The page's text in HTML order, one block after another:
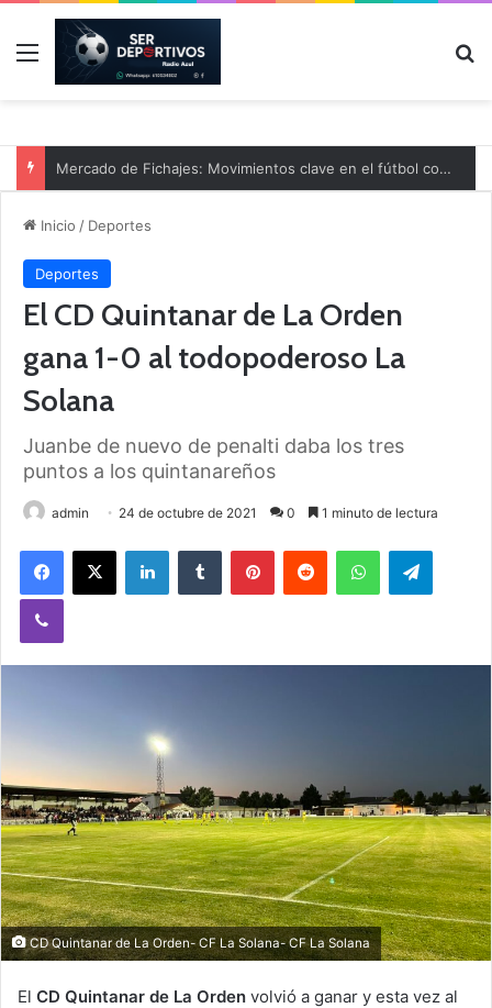
Menú
Mercado de Fichajes: Movimientos clave en el fútbol comarcal
Inicio / Deportes
Deportes
El CD Quintanar de La Orden
gana 1-0 al todopoderoso La
Solana
Juanbe de nuevo de penalti daba los tres
puntos a los quintanareños
admin 24 de octubre de 2021 0 1 minuto de lectura
CD Quintanar de La Orden- CF La Solana- CF La Solana
El CD Quintanar de La Orden volvió a ganar y esta vez al